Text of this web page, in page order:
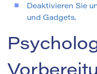
Deaktivieren Sie
und Gadgets.